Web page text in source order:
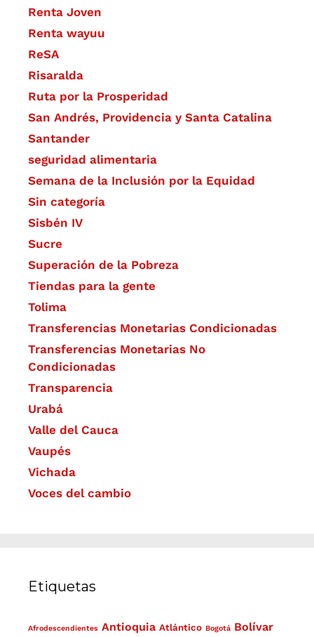
Renta Joven
Renta wayuu
ReSA
Risaralda
Ruta por la Prosperidad
San Andrés, Providencia y Santa Catalina
Santander
seguridad alimentaria
Semana de la Inclusión por la Equidad
Sin categoría
Sisbén IV
Sucre
Superación de la Pobreza
Tiendas para la gente
Tolima
Transferencias Monetarias Condicionadas
Transferencias Monetarias No
Condicionadas
Transparencia
Urabá
Valle del Cauca
Vaupés
Vichada
Voces del cambio
Etiquetas
Afrodescendientes Antioquia Atlántico Bogotá Bolívar